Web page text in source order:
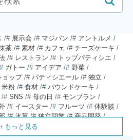
展示会 マジパン
アントルメ
茶 素材 カフェ
チーズケーキ
レストラン
トップパティシエ
ガトー アイデア
野菜
ョップ パティシエール
独立
米粉 食材
パウンドケーキ
SNS 母の日
モンブラン
イースター フルーツ
体験談
氷菓 独立開業
商品開発
ブーランジェ
スタッフ育成
就職活動